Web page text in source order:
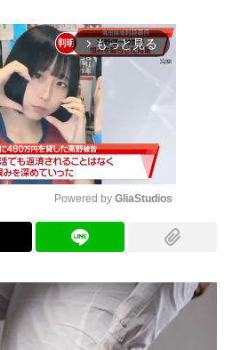
arrow_forward_ios もっと見る
Powered by GliaStudios